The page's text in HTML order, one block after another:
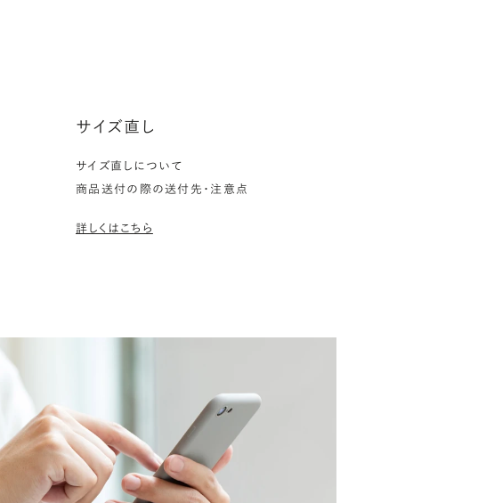
サイズ直し
サイズ直しについて
商品送付の際の送付先・注意点
詳しくはこちら